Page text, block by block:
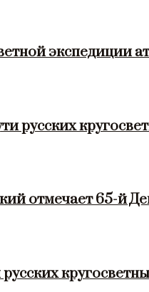
экспедиции
русских
отмечает 65-й